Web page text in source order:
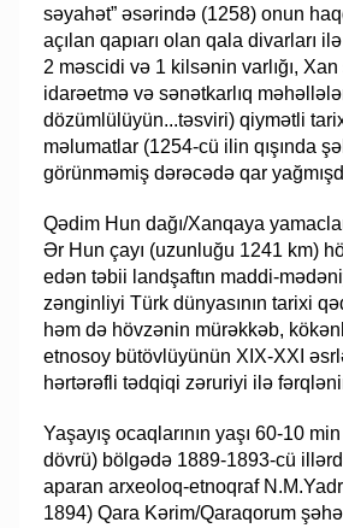
səyahət” əsərində (1258) onun
açılan qapıarı olan qala divarları
2 məscidi və 1 kilsənin varlığı, Xan
idarəetmə və sənətkarlıq
dözümlülüyün...təsviri) qiymətli
məlumatlar (1254-cü ilin qışında
görünməmiş dərəcədə qar
Qədim Hun dağı/Xanqaya
Ər Hun çayı (uzunluğu 1241 km)
edən təbii landşaftın maddi-
zənginliyi Türk dünyasının tarixi
həm də hövzənin mürəkkəb,
etnosoy bütövlüyünün XIX-XXI
hərtərəfli tədqiqi zəruriyi ilə
Yaşayış ocaqlarının yaşı 60-10
dövrü) bölgədə 1889-1893-cü
aparan arxeoloq-etnoqraf
1894) Qara Kərim/Qaraqorum